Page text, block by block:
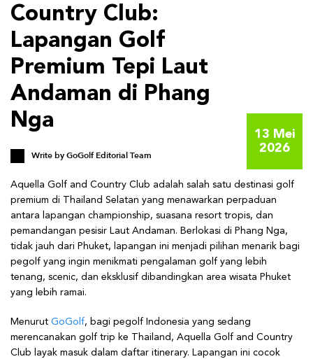
Country Club:
Lapangan Golf
Premium Tepi Laut
Andaman di Phang
Nga
13 Mei
2026
Write byGoGolf Editorial Team
Aquella Golf and Country Club adalah salah satu destinasi golf
premium di Thailand Selatan yang menawarkan perpaduan
antara lapangan championship, suasana resort tropis, dan
pemandangan pesisir Laut Andaman. Berlokasi di Phang Nga,
tidak jauh dari Phuket, lapangan ini menjadi pilihan menarik bagi
pegolf yang ingin menikmati pengalaman golf yang lebih
tenang, scenic, dan eksklusif dibandingkan area wisata Phuket
yang lebih ramai.
Menurut GoGolf, bagi pegolf Indonesia yang sedang
merencanakan golf trip ke Thailand, Aquella Golf and Country
Club layak masuk dalam daftar itinerary. Lapangan ini cocok